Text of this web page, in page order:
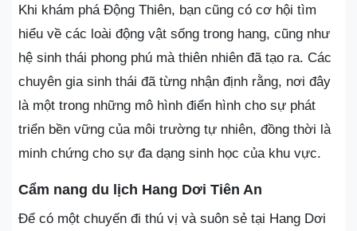
Khi khám phá Động Thiên, bạn cũng có cơ hội tìm
hiểu về các loài động vật sống trong hang, cũng như
hệ sinh thái phong phú mà thiên nhiên đã tạo ra. Các
chuyên gia sinh thái đã từng nhận định rằng, nơi đây
là một trong những mô hình điển hình cho sự phát
triển bền vững của môi trường tự nhiên, đồng thời là
minh chứng cho sự đa dạng sinh học của khu vực.
Cẩm nang du lịch Hang Dơi Tiên An
Để có một chuyến đi thú vị và suôn sẻ tại Hang Dơi